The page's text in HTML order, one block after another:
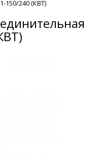
150/240 (КВТ)